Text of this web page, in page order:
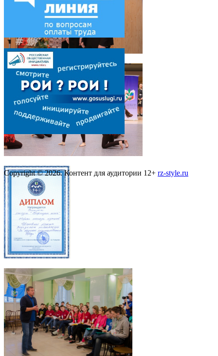
Copyright © 2026. Контент для аудитории 12+ rz-style.ru